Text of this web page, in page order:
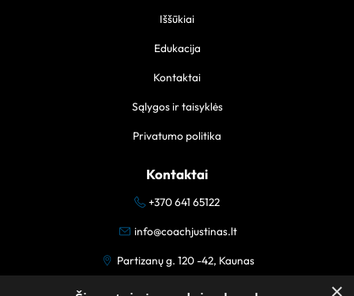
Iššūkiai
Edukacija
Kontaktai
Sąlygos ir taisyklės
Privatumo politika
Kontaktai
+370 641 65122
info@coachjustinas.lt
Partizanų g. 120 -42, Kaunas